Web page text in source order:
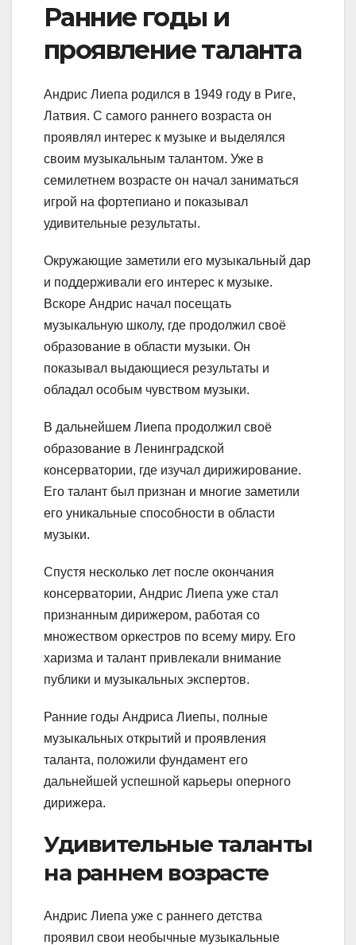
Ранние годы и
проявление таланта
Андрис Лиепа родился в 1949 году в Риге,
Латвия. С самого раннего возраста он
проявлял интерес к музыке и выделялся
своим музыкальным талантом. Уже в
семилетнем возрасте он начал заниматься
игрой на фортепиано и показывал
удивительные результаты.
Окружающие заметили его музыкальный дар
и поддерживали его интерес к музыке.
Вскоре Андрис начал посещать
музыкальную школу, где продолжил своё
образование в области музыки. Он
показывал выдающиеся результаты и
обладал особым чувством музыки.
В дальнейшем Лиепа продолжил своё
образование в Ленинградской
консерватории, где изучал дирижирование.
Его талант был признан и многие заметили
его уникальные способности в области
музыки.
Спустя несколько лет после окончания
консерватории, Андрис Лиепа уже стал
признанным дирижером, работая со
множеством оркестров по всему миру. Его
харизма и талант привлекали внимание
публики и музыкальных экспертов.
Ранние годы Андриса Лиепы, полные
музыкальных открытий и проявления
таланта, положили фундамент его
дальнейшей успешной карьеры оперного
дирижера.
Удивительные таланты
на раннем возрасте
Андрис Лиепа уже с раннего детства
проявил свои необычные музыкальные